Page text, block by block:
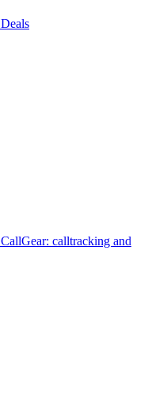
Deals
CallGear: calltracking and